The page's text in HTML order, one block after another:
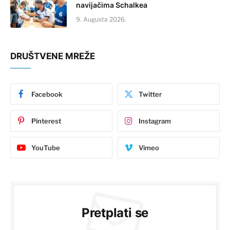
navijačima Schalkea
9. Augusta 2026.
DRUŠTVENE MREŽE
Facebook Twitter
Pinterest Instagram
YouTube Vimeo
Pretplati se